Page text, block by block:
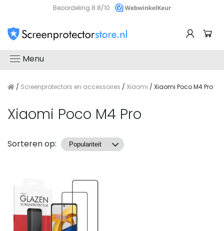
Beoordeling 8.8/10
Menu
/ Screenprotectors en accessoires / Xiaomi / Xiaomi Poco M4 Pro
Xiaomi Poco M4 Pro
Producten
Sorteren op: